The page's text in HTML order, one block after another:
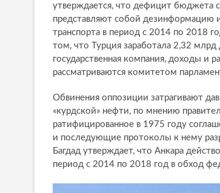
утверждается, что дефицит бюджета
представляют собой дезинформацию
транспорта в период с 2014 по 2018
том, что Турция заработала 2,32 млрд
государственная компания, доходы и
рассматриваются комитетом
Обвинения оппозиции затрагивают
«курдской» нефти, по мнению
ратифицированное в 1975 году
и последующие протоколы к нему
Багдад утверждает, что Анкара
период с 2014 по 2018 год в обход